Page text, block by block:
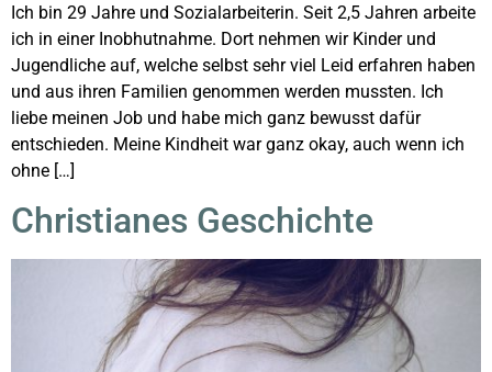
Ich bin 29 Jahre und Sozialarbeiterin. Seit 2,5 Jahren arbeite
ich in einer Inobhutnahme. Dort nehmen wir Kinder und
Jugendliche auf, welche selbst sehr viel Leid erfahren haben
und aus ihren Familien genommen werden mussten. Ich
liebe meinen Job und habe mich ganz bewusst dafür
entschieden. Meine Kindheit war ganz okay, auch wenn ich
ohne […]
Christianes Geschichte